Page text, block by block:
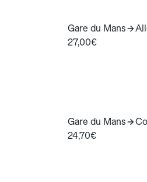
Gare du Mans
27,00€
Gare du Mans
24,70€